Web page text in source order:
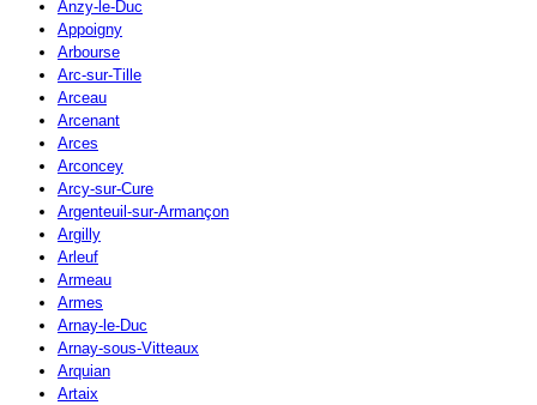
Anzy-le-Duc
Appoigny
Arbourse
Arc-sur-Tille
Arceau
Arcenant
Arces
Arconcey
Arcy-sur-Cure
Argenteuil-sur-Armançon
Argilly
Arleuf
Armeau
Armes
Arnay-le-Duc
Arnay-sous-Vitteaux
Arquian
Artaix